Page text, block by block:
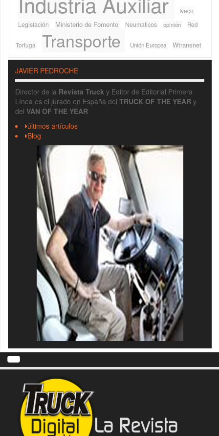
Iveco
Legislación
Ministerio de Fomento Neumaticos opinión Red
Tortuga Transporte Unión Europea Wtransnet
JAVIER PEDROCHE
Director de la Revista Truck y Editor de Editorial Primera
Línea es el jurado en España del TRUCK OF THE YEAR y
del VAN OF THE YEAR
últimos artículos
Blog